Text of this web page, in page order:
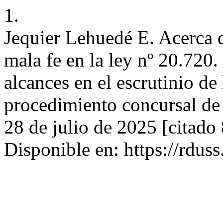
1.
Jequier Lehuedé E. Acerca
mala fe en la ley nº
alcances en el escrutinio
procedimiento concursal
28 de julio de 2025 [citado
Disponible en: https://